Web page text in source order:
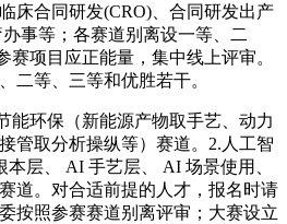
床合同研发(CRO)、合同研发出产
事等；各赛道别离设一等、二
赛项目应正能量，集中线上评审。
二等、三等和优胜若干。
环保（新能源产物取手艺、动力
管取分析操纵等）赛道。2.人工智
层、 AI 手艺层、 AI 场景使用、
道。对合适前提的人才，报名时请
按照参赛赛道别离评审；大赛设立